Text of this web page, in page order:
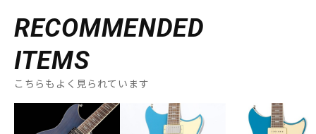
RECOMMENDED
ITEMS
こちらもよく見られています